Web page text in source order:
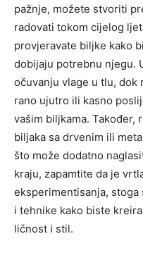
pažnje, možete stvoriti
radovati tokom cijelog
provjeravate biljke kako
dobijaju potrebnu njegu.
očuvanju vlage u tlu, dok
rano ujutro ili kasno
vašim biljkama. Također,
biljaka sa drvenim ili
što može dodatno
kraju, zapamtite da je
eksperimentisanja,
i tehnike kako biste
ličnost i stil.